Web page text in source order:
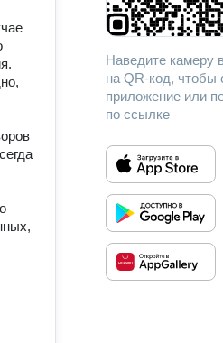
Наведите камеру
на QR-код, чтобы
приложение или
по ссылке